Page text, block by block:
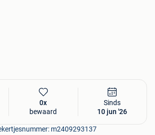
0x
bewaard
Sinds
10 jun '26
m2409293137